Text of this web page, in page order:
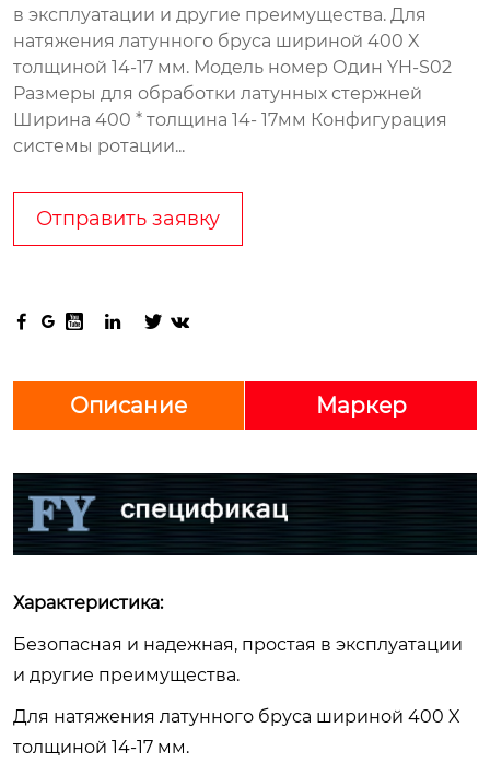
в эксплуатации и другие преимущества. Для
натяжения латунного бруса шириной 400 X
толщиной 14-17 мм. Модель номер Один YH-S02
Размеры для обработки латунных стержней
Ширина 400 * толщина 14- 17мм Конфигурация
системы ротации...
Отправить заявку
     
Описание Маркер
Характеристика:
Безопасная и надежная, простая в эксплуатации
и другие преимущества.
Для натяжения латунного бруса шириной 400 X
толщиной 14-17 мм.